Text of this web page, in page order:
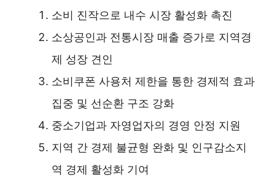
소비 진작으로 내수 시장 활성화 촉진
소상공인과 전통시장 매출 증가로 지역경
제 성장 견인
소비쿠폰 사용처 제한을 통한 경제적 효과
집중 및 선순환 구조 강화
중소기업과 자영업자의 경영 안정 지원
지역 간 경제 불균형 완화 및 인구감소지
역 경제 활성화 기여